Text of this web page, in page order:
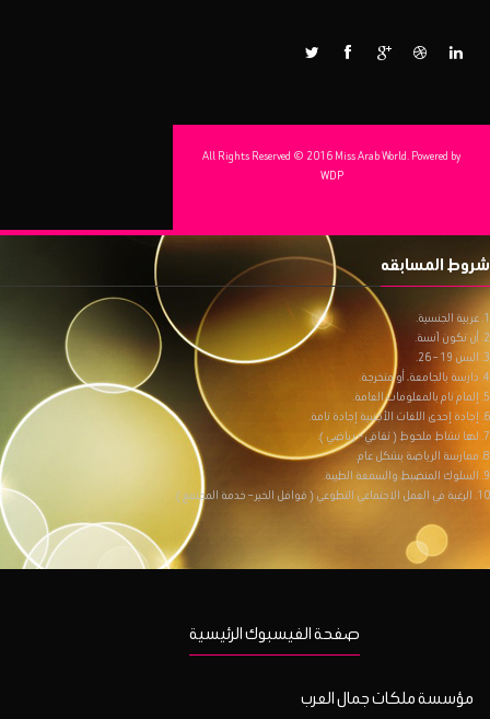
All Rights Reserved © 2016 Miss Arab World. Powered by
WDP
شروط المسابقه
1. عربية الجنسية.
2. أن تكون آنسة.
3. السن 19 – 26.
4. دارسة بالجامعة، أو متخرجة.
5. إلمام تام بالمعلومات العامة.
6. إجادة إحدى اللغات الأجنبية إجادة تامة.
7. لها نشاط ملحوظ ( ثقافي – رياضي ).
8. ممارسة الرياضة بشكل عام.
9. السلوك المنضبط والسمعة الطيبة.
10. الرغبة في العمل الاجتماعي التطوعي ( قوافل الخير – خدمة المجتمع ).
صفحة الفيسبوك الرئيسية
مؤسسة ملكات جمال العرب